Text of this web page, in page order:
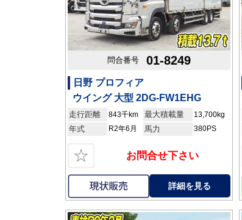
問合番号 01-8249
日野 プロフィア
ウイング 大型 2DG-FW1EHG
走行距離 843千km 最大積載量 13,700kg
年式 R2年6月 馬力 380PS
☆ お問合せ下さい
詳細を見る